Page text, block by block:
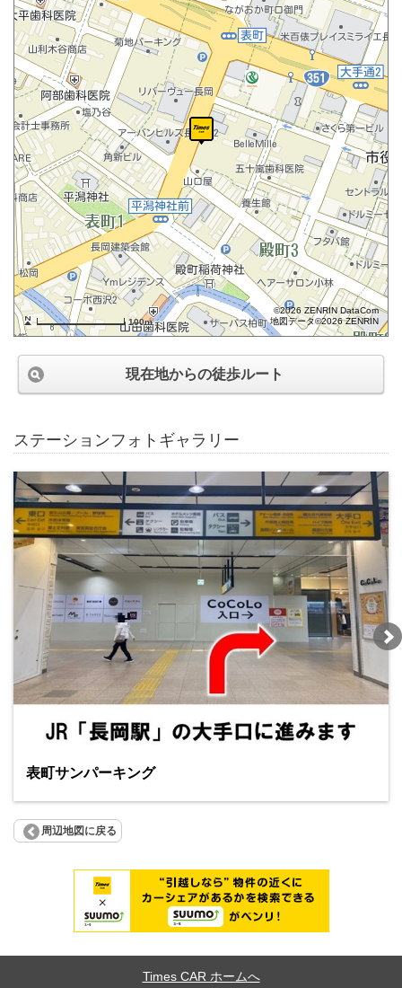
100m
©2026 ZENRIN DataCom
地図データ©2026 ZENRIN
現在地からの徒歩ルート
ステーションフォトギャラリー
表町サンパーキング
周辺地図に戻る
Times CAR ホームへ